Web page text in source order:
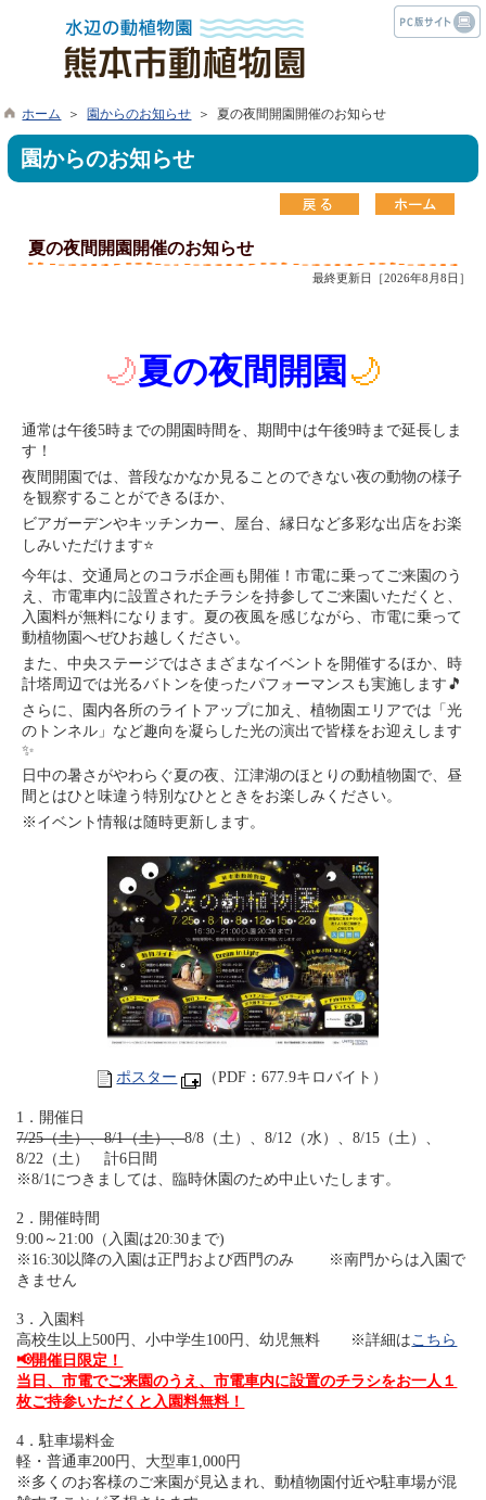
ホーム ＞ 園からのお知らせ ＞ 夏の夜間開園開催のお知らせ
園からのお知らせ
夏の夜間開園開催のお知らせ
最終更新日［2026年8月8日］
🌙夏の夜間開園 🌙
通常は午後5時までの開園時間を、期間中は午後9時まで延長しま
す！
夜間開園では、普段なかなか見ることのできない夜の動物の様子
を観察することができるほか、
ビアガーデンやキッチンカー、屋台、縁日など多彩な出店をお楽
しみいただけます⭐
今年は、交通局とのコラボ企画も開催！市電に乗ってご来園のう
え、市電車内に設置されたチラシを持参してご来園いただくと、
入園料が無料になります。夏の夜風を感じながら、市電に乗って
動植物園へぜひお越しください。
また、中央ステージではさまざまなイベントを開催するほか、時
計塔周辺では光るバトンを使ったパフォーマンスも実施します🎵
さらに、園内各所のライトアップに加え、植物園エリアでは「光
のトンネル」など趣向を凝らした光の演出で皆様をお迎えします
✨
日中の暑さがやわらぐ夏の夜、江津湖のほとりの動植物園で、昼
間とはひと味違う特別なひとときをお楽しみください。
※イベント情報は随時更新します。
ポスター （PDF：677.9キロバイト）
1．開催日
7/25（土）、8/1（土）、8/8（土）、8/12（水）、8/15（土）、
8/22（土） 計6日間
※8/1につきましては、臨時休園のため中止いたします。
2．開催時間
9:00～21:00（入園は20:30まで)
※16:30以降の入園は正門および西門のみ ※南門からは入園で
きません
3．入園料
高校生以上500円、小中学生100円、幼児無料 ※詳細はこちら
📢開催日限定！
当日、市電でご来園のうえ、市電車内に設置のチラシをお一人１
枚ご持参いただくと入園料無料！
4．駐車場料金
軽・普通車200円、大型車1,000円
※多くのお客様のご来園が見込まれ、動植物園付近や駐車場が混